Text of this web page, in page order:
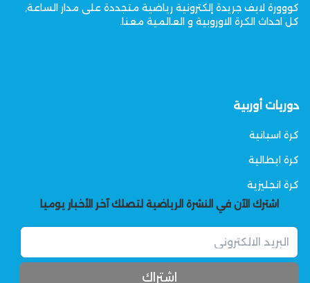
كووورة لايف جريدة إلكترونية رياضية متجددة على مدار الساعة,
كل احداث الكرة الاوروبية و العالمية معنا.
دوريات أوربية
كرة اسبانية
كرة ايطالية
كرة انجليزية
اشترك الآن في النشرة الرياضية لتصلك آخر الأخبار يوميا